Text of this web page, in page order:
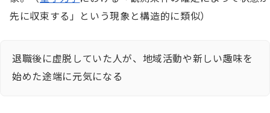
先に収束する」という現象と構造的に類似）
退職後に虚脱していた人が、地域活動や新しい趣味を
始めた途端に元気になる